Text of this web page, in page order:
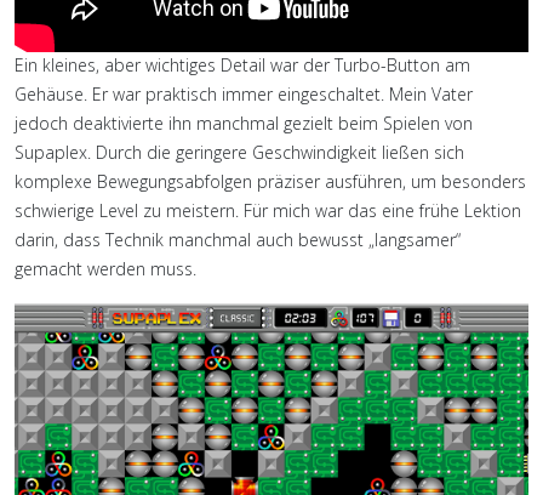
Ein kleines, aber wichtiges Detail war der Turbo-Button am
Gehäuse. Er war praktisch immer eingeschaltet. Mein Vater
jedoch deaktivierte ihn manchmal gezielt beim Spielen von
Supaplex. Durch die geringere Geschwindigkeit ließen sich
komplexe Bewegungsabfolgen präziser ausführen, um besonders
schwierige Level zu meistern. Für mich war das eine frühe Lektion
darin, dass Technik manchmal auch bewusst „langsamer“
gemacht werden muss.